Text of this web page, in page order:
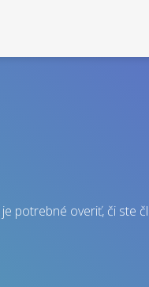
je potrebné overiť, či ste